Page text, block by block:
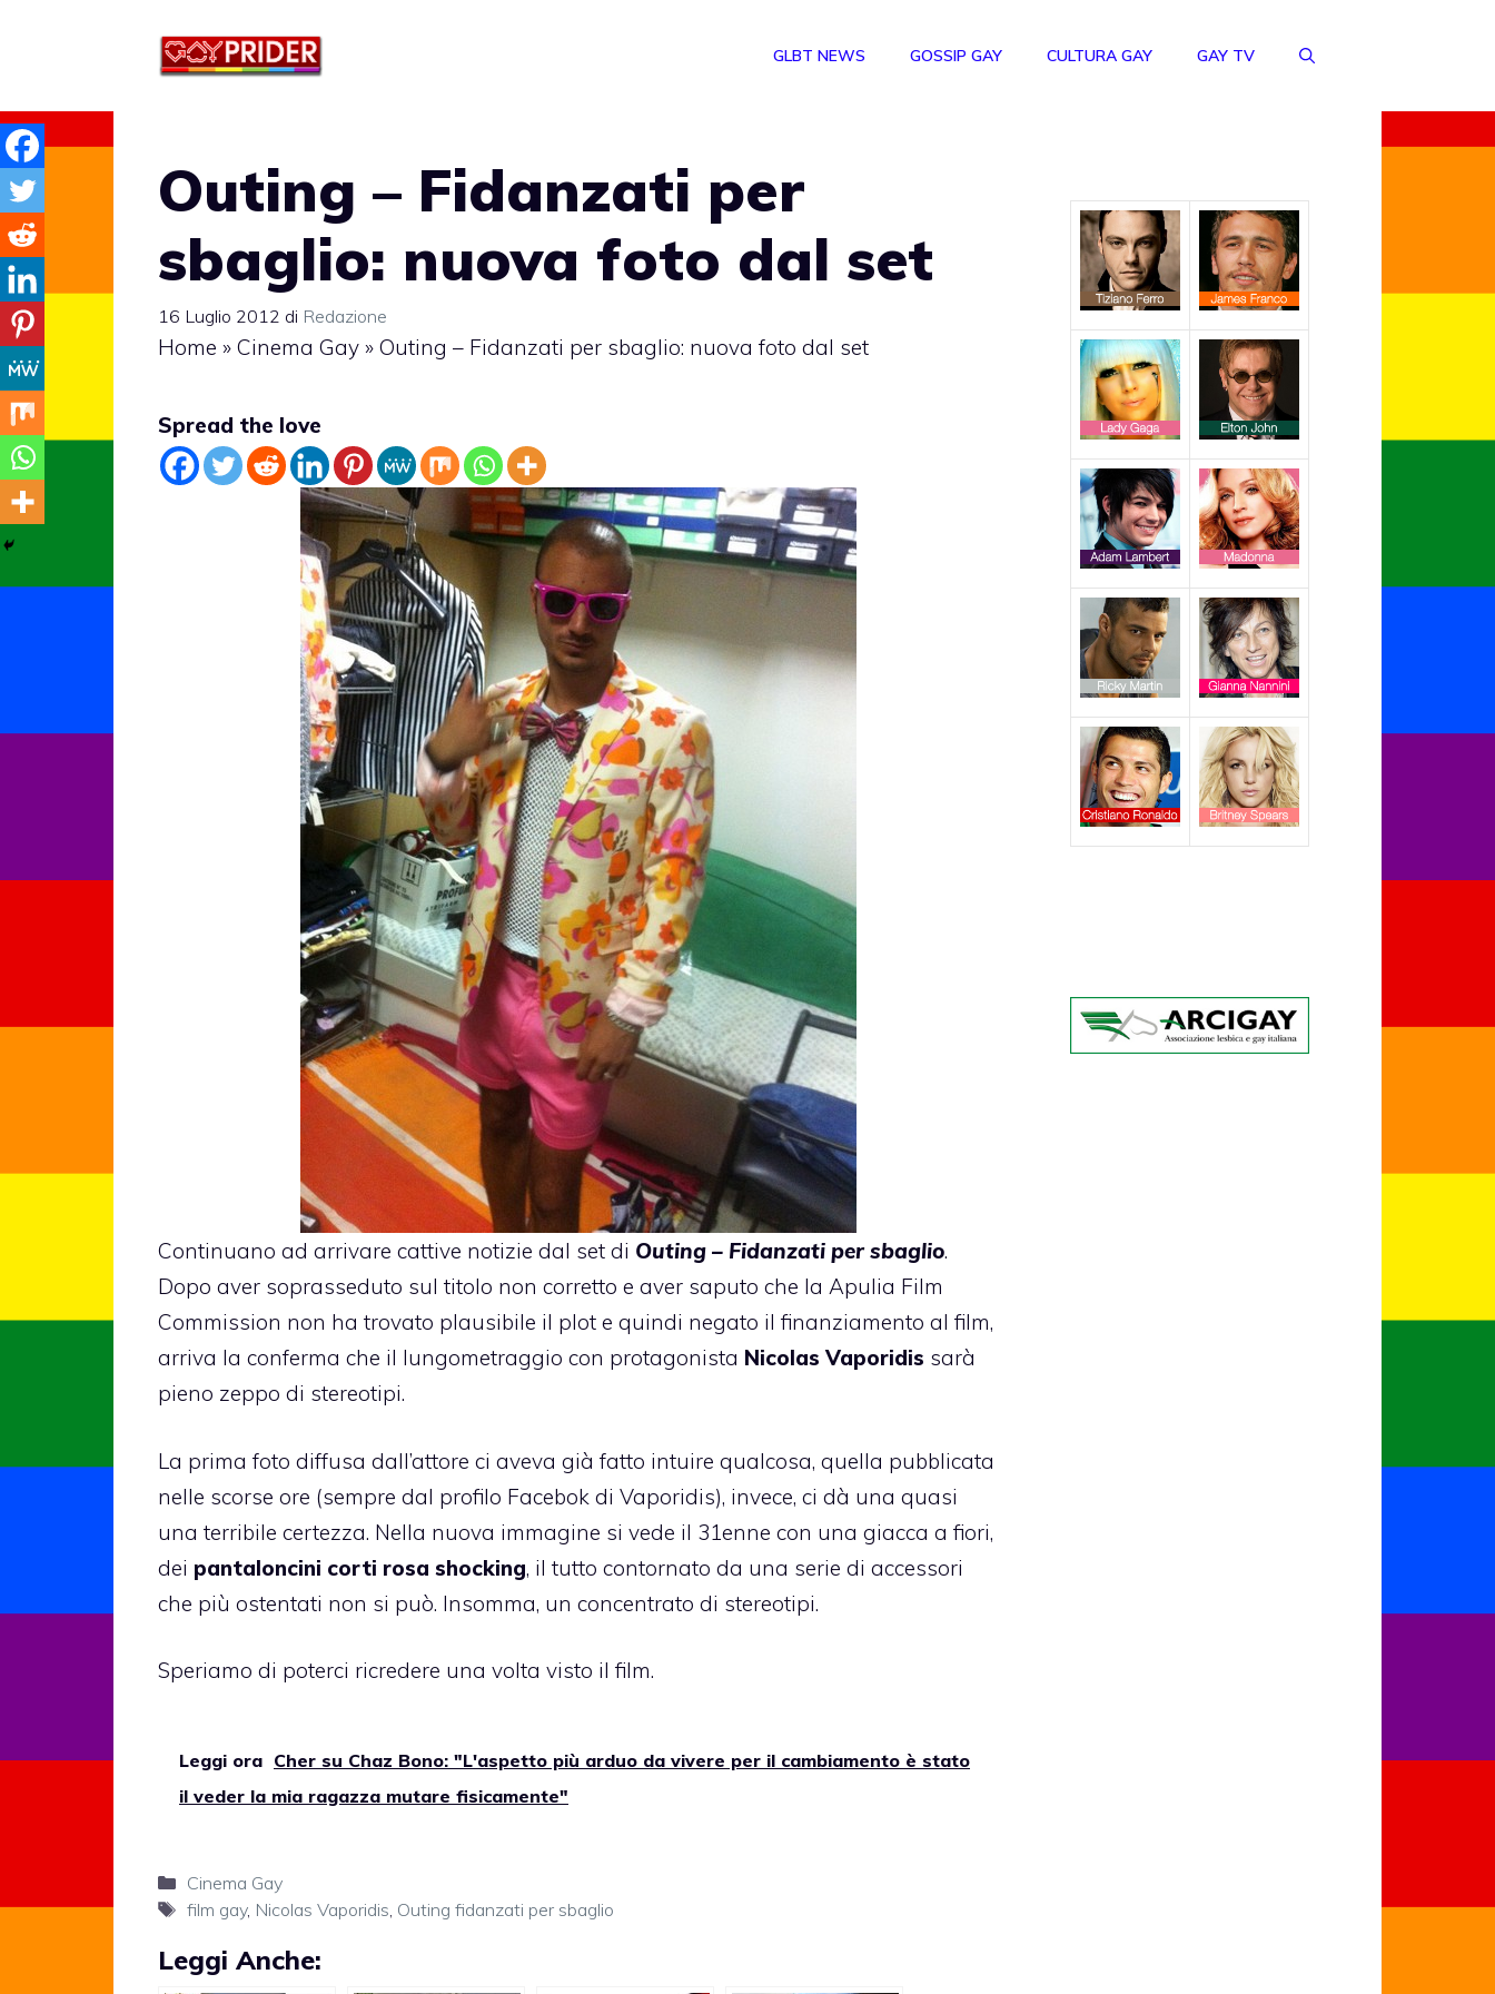
GLBT NEWS GOSSIP GAY CULTURA GAY GAY TV
Outing – Fidanzati per
sbaglio: nuova foto dal set
16 Luglio 2012 di Redazione
Home » Cinema Gay » Outing – Fidanzati per sbaglio: nuova foto dal set
Spread the love
Continuano ad arrivare cattive notizie dal set di Outing – Fidanzati per sbaglio.
Dopo aver soprasseduto sul titolo non corretto e aver saputo che la Apulia Film
Commission non ha trovato plausibile il plot e quindi negato il finanziamento al film,
arriva la conferma che il lungometraggio con protagonista Nicolas Vaporidis sarà
pieno zeppo di stereotipi.
La prima foto diffusa dall’attore ci aveva già fatto intuire qualcosa, quella pubblicata
nelle scorse ore (sempre dal profilo Facebok di Vaporidis), invece, ci dà una quasi
una terribile certezza. Nella nuova immagine si vede il 31enne con una giacca a fiori,
dei pantaloncini corti rosa shocking, il tutto contornato da una serie di accessori
che più ostentati non si può. Insomma, un concentrato di stereotipi.
Speriamo di poterci ricredere una volta visto il film.
Leggi ora Cher su Chaz Bono: "L'aspetto più arduo da vivere per il cambiamento è stato
il veder la mia ragazza mutare fisicamente"
Categorie
Cinema Gay
Tag
film gay, Nicolas Vaporidis Outing fidanzati per sbaglio
Leggi Anche: